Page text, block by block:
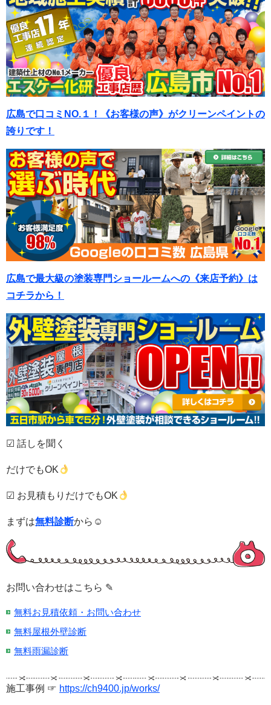
広島で口コミNO.１！《お客様の声》がクリーンペイントの
誇りです！
広島で最大級の塗装専門ショールームへの《来店予約》は
コチラから！
☑ 話しを聞く
だけでもOK
☑ お見積もりだけでもOK
まずは無料診断から☺
お問い合わせはこちら ✎
無料お見積依頼・お問い合わせ
無料屋根外壁診断
無料雨漏診断
施工事例 ☞ https://ch9400.jp/works/